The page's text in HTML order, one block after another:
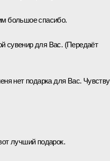
большое спасибо.
сувенир для Вас. (Передаёт
нет подарка для Вас.
лучший подарок.